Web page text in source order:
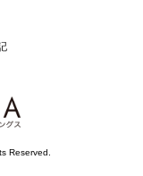
Reserved.